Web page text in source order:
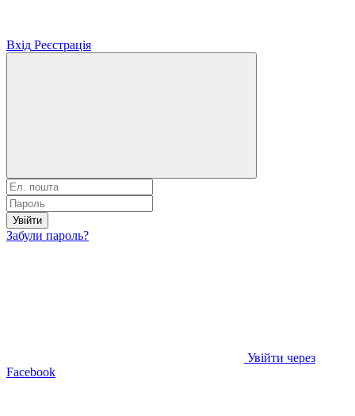
Вхід Реєстрація
Увійти
Забули пароль?
Увійти через
Facebook